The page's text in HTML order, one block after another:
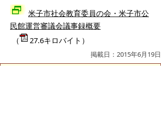
米子市社会教育委員の会・米子市公
民館運営審議会議事録概要
（
27.6キロバイト）
掲載日：2015年6月19日